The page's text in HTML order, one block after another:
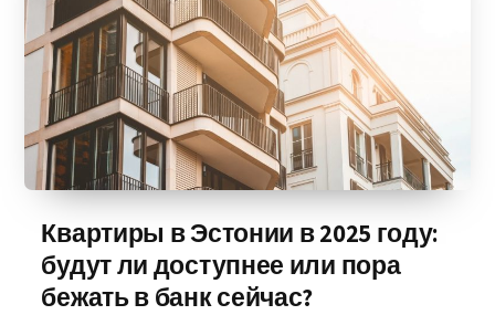
Квартиры в Эстонии в 2025 году:
будут ли доступнее или пора
бежать в банк сейчас?